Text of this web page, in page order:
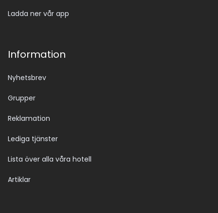
Ladda ner vår app
Information
Nyhetsbrev
Grupper
Reklamation
Lediga tjänster
Lista över alla våra hotell
Artiklar